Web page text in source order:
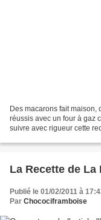
Des macarons fait
réussis avec un four à gaz
suivre avec rigueur cette
La Recette de La
Publié le 01/02/2011 à
Par Chocociframboise